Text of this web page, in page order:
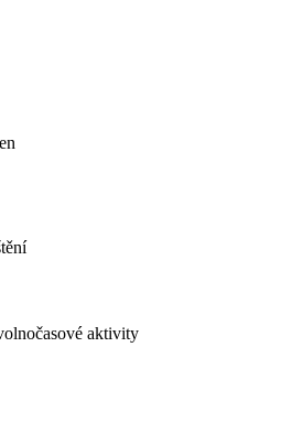
aktivity